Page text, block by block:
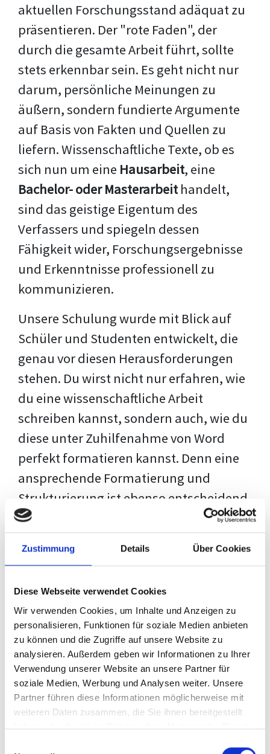
Zustimmung Details Über Cookies
Diese Webseite verwendet Cookies
Wir verwenden Cookies, um Inhalte und Anzeigen zu
personalisieren, Funktionen für soziale Medien anbieten
zu können und die Zugriffe auf unsere Website zu
analysieren. Außerdem geben wir Informationen zu Ihrer
Verwendung unserer Website an unsere Partner für
soziale Medien, Werbung und Analysen weiter. Unsere
Partner führen diese Informationen möglicherweise mit
weiteren Daten zusammen, die Sie ihnen bereitgestellt
haben oder die sie im Rahmen Ihrer Nutzung der Dienste
aktuellen Forschungsstand adäquat zu
präsentieren. Der "rote Faden", der
durch die gesamte Arbeit führt, sollte
stets erkennbar sein. Es geht nicht nur
darum, persönliche Meinungen zu
äußern, sondern fundierte Argumente
auf Basis von Fakten und Quellen zu
liefern. Wissenschaftliche Texte, ob es
sich nun um eine Hausarbeit, eine
Bachelor- oder Masterarbeithandelt,
sind das geistige Eigentum des
Verfassers und spiegeln dessen
Fähigkeit wider, Forschungsergebnisse
und Erkenntnisse professionell zu
kommunizieren.
Unsere Schulung wurde mit Blick auf
Schüler und Studenten entwickelt, die
genau vor diesen Herausforderungen
stehen. Du wirst nicht nur erfahren, wie
du eine wissenschaftliche Arbeit
schreiben kannst, sondern auch, wie du
diese unter Zuhilfenahme von Word
perfekt formatieren kannst. Denn eine
ansprechende Formatierung und
Strukturierung ist ebenso entscheidend
wie der Inhalt selbst. Jeder Prüfer hat
eigene Erwartungen, und unsere
Schulung ist so konzipiert, dass sie dir
deiner individuellen Vorlage zeigt,
anstatt eine Einheitslösung zu bieten.
Der Prozess des wissenschaftlichen
Schreibens kann ohne das richtige
Wissen eine große Herausforderung
darstellen. Jedoch, ausgestattet mit
denTechniken und Strategiendieses
Kurses, wird die Formatierung deiner